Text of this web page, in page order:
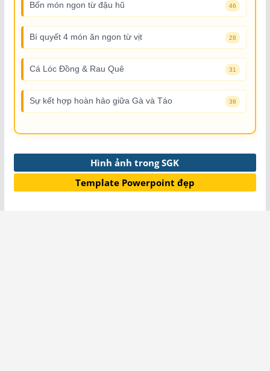
Bốn món ngon từ đậu hũ 46
Bí quyết 4 món ăn ngon từ vịt 28
Cá Lóc Đồng & Rau Quê 31
Sự kết hợp hoàn hảo giữa Gà và Táo 38
Hình ảnh trong SGK
Template Powerpoint đẹp